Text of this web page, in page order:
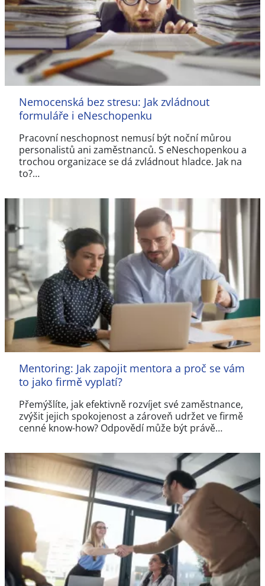
Nemocenská bez stresu: Jak zvládnout
formuláře i eNeschopenku
Pracovní neschopnost nemusí být noční můrou
personalistů ani zaměstnanců. S eNeschopenkou a
trochou organizace se dá zvládnout hladce. Jak na
to?…
Mentoring: Jak zapojit mentora a proč se vám
to jako firmě vyplatí?
Přemýšlíte, jak efektivně rozvíjet své zaměstnance,
zvýšit jejich spokojenost a zároveň udržet ve firmě
cenné know-how? Odpovědí může být právě…